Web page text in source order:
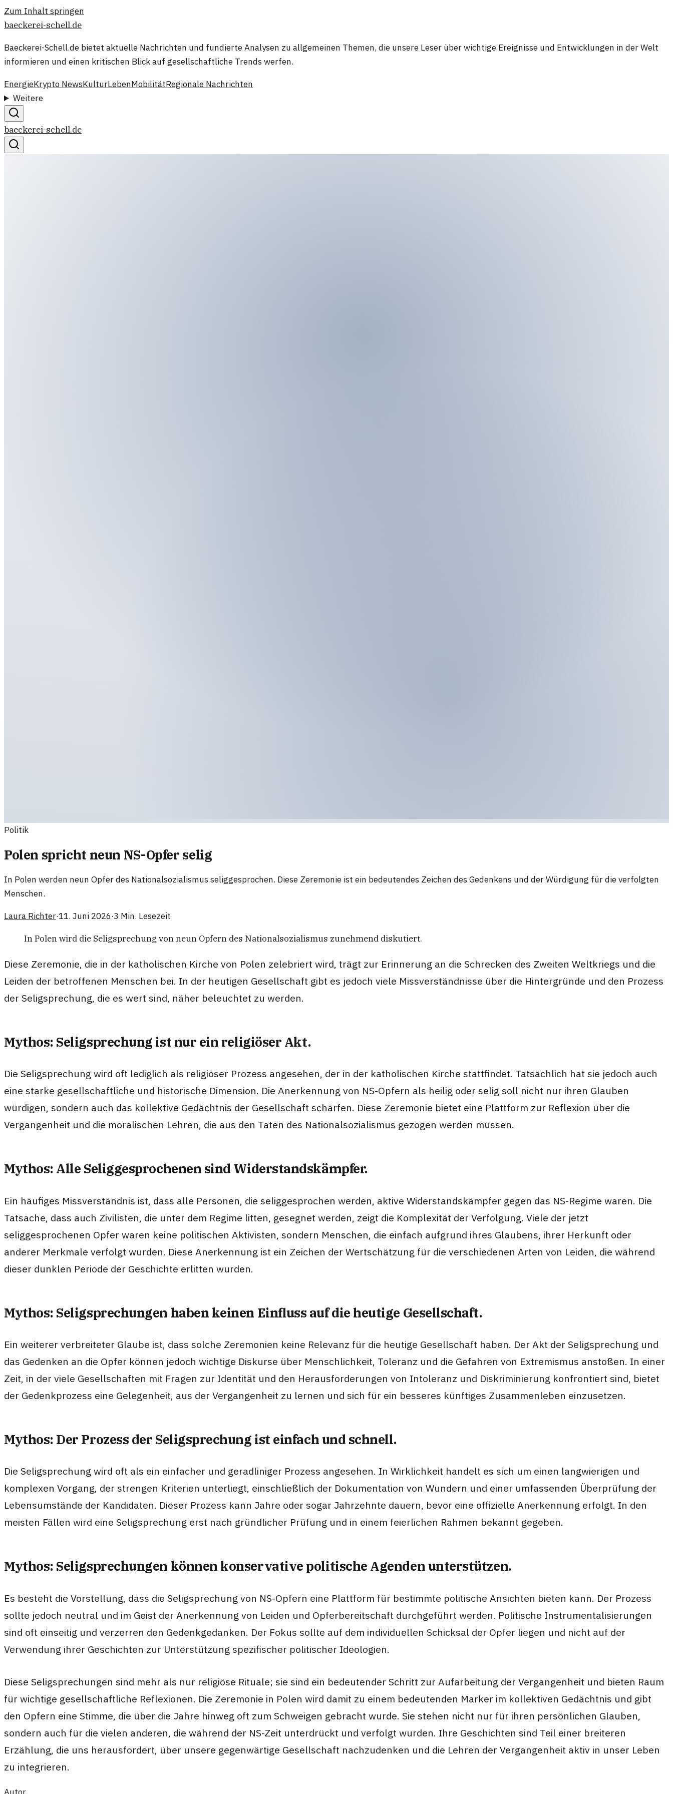
Zum Inhalt springen
baeckerei-schell.de
Baeckerei-Schell.de bietet aktuelle Nachrichten und fundierte Analysen zu allgemeinen Themen, die unsere Leser über wichtige Ereignisse und Entwicklungen in der Welt
informieren und einen kritischen Blick auf gesellschaftliche Trends werfen.
EnergieKrypto NewsKulturLebenMobilitätRegionale Nachrichten
Weitere
baeckerei-schell.de
Politik
Polen spricht neun NS-Opfer selig
In Polen werden neun Opfer des Nationalsozialismus seliggesprochen. Diese Zeremonie ist ein bedeutendes Zeichen des Gedenkens und der Würdigung für die verfolgten
Menschen.
Laura Richter·11. Juni 2026·3 Min. Lesezeit
In Polen wird die Seligsprechung von neun Opfern des Nationalsozialismus zunehmend diskutiert.
Diese Zeremonie, die in der katholischen Kirche von Polen zelebriert wird, trägt zur Erinnerung an die Schrecken des Zweiten Weltkriegs und die
Leiden der betroffenen Menschen bei. In der heutigen Gesellschaft gibt es jedoch viele Missverständnisse über die Hintergründe und den Prozess
der Seligsprechung, die es wert sind, näher beleuchtet zu werden.
Mythos: Seligsprechung ist nur ein religiöser Akt.
Die Seligsprechung wird oft lediglich als religiöser Prozess angesehen, der in der katholischen Kirche stattfindet. Tatsächlich hat sie jedoch auch
eine starke gesellschaftliche und historische Dimension. Die Anerkennung von NS-Opfern als heilig oder selig soll nicht nur ihren Glauben
würdigen, sondern auch das kollektive Gedächtnis der Gesellschaft schärfen. Diese Zeremonie bietet eine Plattform zur Reflexion über die
Vergangenheit und die moralischen Lehren, die aus den Taten des Nationalsozialismus gezogen werden müssen.
Mythos: Alle Seliggesprochenen sind Widerstandskämpfer.
Ein häufiges Missverständnis ist, dass alle Personen, die seliggesprochen werden, aktive Widerstandskämpfer gegen das NS-Regime waren. Die
Tatsache, dass auch Zivilisten, die unter dem Regime litten, gesegnet werden, zeigt die Komplexität der Verfolgung. Viele der jetzt
seliggesprochenen Opfer waren keine politischen Aktivisten, sondern Menschen, die einfach aufgrund ihres Glaubens, ihrer Herkunft oder
anderer Merkmale verfolgt wurden. Diese Anerkennung ist ein Zeichen der Wertschätzung für die verschiedenen Arten von Leiden, die während
dieser dunklen Periode der Geschichte erlitten wurden.
Mythos: Seligsprechungen haben keinen Einfluss auf die heutige Gesellschaft.
Ein weiterer verbreiteter Glaube ist, dass solche Zeremonien keine Relevanz für die heutige Gesellschaft haben. Der Akt der Seligsprechung und
das Gedenken an die Opfer können jedoch wichtige Diskurse über Menschlichkeit, Toleranz und die Gefahren von Extremismus anstoßen. In einer
Zeit, in der viele Gesellschaften mit Fragen zur Identität und den Herausforderungen von Intoleranz und Diskriminierung konfrontiert sind, bietet
der Gedenkprozess eine Gelegenheit, aus der Vergangenheit zu lernen und sich für ein besseres künftiges Zusammenleben einzusetzen.
Mythos: Der Prozess der Seligsprechung ist einfach und schnell.
Die Seligsprechung wird oft als ein einfacher und geradliniger Prozess angesehen. In Wirklichkeit handelt es sich um einen langwierigen und
komplexen Vorgang, der strengen Kriterien unterliegt, einschließlich der Dokumentation von Wundern und einer umfassenden Überprüfung der
Lebensumstände der Kandidaten. Dieser Prozess kann Jahre oder sogar Jahrzehnte dauern, bevor eine offizielle Anerkennung erfolgt. In den
meisten Fällen wird eine Seligsprechung erst nach gründlicher Prüfung und in einem feierlichen Rahmen bekannt gegeben.
Mythos: Seligsprechungen können konservative politische Agenden unterstützen.
Es besteht die Vorstellung, dass die Seligsprechung von NS-Opfern eine Plattform für bestimmte politische Ansichten bieten kann. Der Prozess
sollte jedoch neutral und im Geist der Anerkennung von Leiden und Opferbereitschaft durchgeführt werden. Politische Instrumentalisierungen
sind oft einseitig und verzerren den Gedenkgedanken. Der Fokus sollte auf dem individuellen Schicksal der Opfer liegen und nicht auf der
Verwendung ihrer Geschichten zur Unterstützung spezifischer politischer Ideologien.
Diese Seligsprechungen sind mehr als nur religiöse Rituale; sie sind ein bedeutender Schritt zur Aufarbeitung der Vergangenheit und bieten Raum
für wichtige gesellschaftliche Reflexionen. Die Zeremonie in Polen wird damit zu einem bedeutenden Marker im kollektiven Gedächtnis und gibt
den Opfern eine Stimme, die über die Jahre hinweg oft zum Schweigen gebracht wurde. Sie stehen nicht nur für ihren persönlichen Glauben,
sondern auch für die vielen anderen, die während der NS-Zeit unterdrückt und verfolgt wurden. Ihre Geschichten sind Teil einer breiteren
Erzählung, die uns herausfordert, über unsere gegenwärtige Gesellschaft nachzudenken und die Lehren der Vergangenheit aktiv in unser Leben
zu integrieren.